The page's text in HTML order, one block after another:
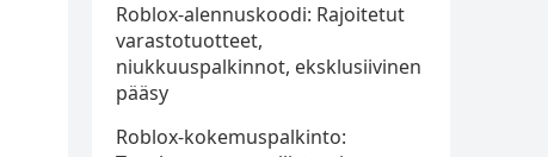
Roblox-alennuskoodi: Rajoitetut
varastotuotteet,
niukkuuspalkinnot, eksklusiivinen
pääsy
Roblox-kokemuspalkinto: